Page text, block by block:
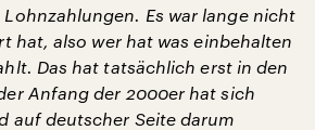
Es war lange nicht
hat, also wer hat was einbehalten
Das hat tatsächlich erst in den
Anfang der 2000er hat sich
auf deutscher Seite darum